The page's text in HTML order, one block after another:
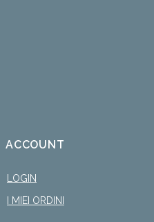
ACCOUNT
LOGIN
I MIEI ORDINI